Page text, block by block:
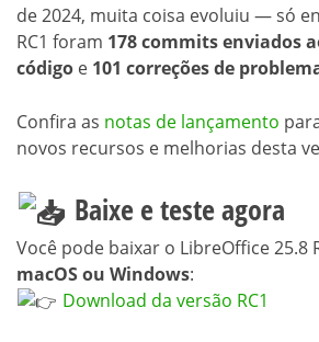
de 2024, muita coisa evoluiu — só
RC1 foram 178 commits enviados
código e 101 correções de
Confira as notas de lançamento
novos recursos e melhorias desta
Baixe e teste agora
Você pode baixar o LibreOffice 25.8
macOS ou Windows:
Download da versão RC1